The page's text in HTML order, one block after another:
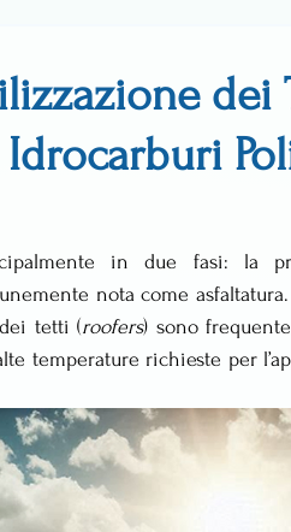
dei
in due fasi: la
nota come
tetti (roofers) sono
temperature richieste per